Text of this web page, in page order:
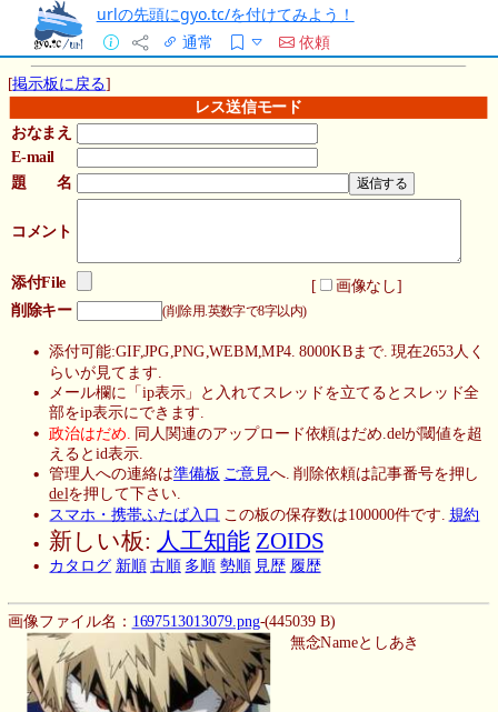
urlの先頭にgyo.tc/を付けてみよう！
通常
依頼